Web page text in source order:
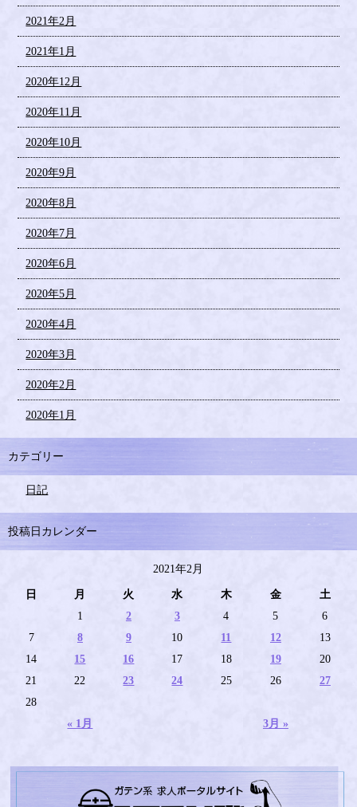
2021年2月
2021年1月
2020年12月
2020年11月
2020年10月
2020年9月
2020年8月
2020年7月
2020年6月
2020年5月
2020年4月
2020年3月
2020年2月
2020年1月
カテゴリー
日記
投稿日カレンダー
2021年2月
日 月 火 水 木 金 土
« 1月 3月 »
1 2 3 4 5
6
7
8 9 10 11 12
13
14
15 16 17 18 19
20
21
22 23 24 25 26
27
28